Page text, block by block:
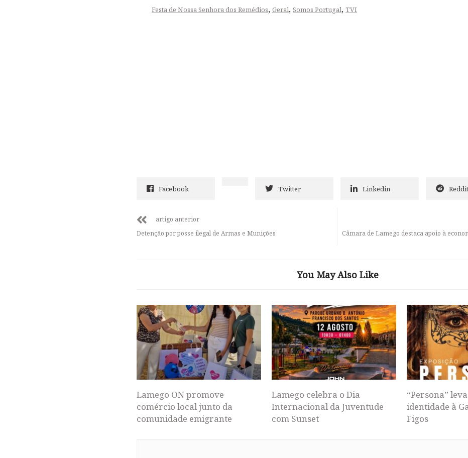
Festa de Nossa Senhora dos Remédios, Geral, Somos Portugal, TVI
Facebook Twitter Linkedin Reddit
artigo anterior
Detenção por posse ilegal de Armas e Munições
Câmara de Lamego destaca apoio à
You May Also Like
Lamego ON promove
comércio local junto da
comunidade emigrante
Lamego celebra o Dia
Internacional da Juventude
com Sunset
“Persona”
identidade à
Figos